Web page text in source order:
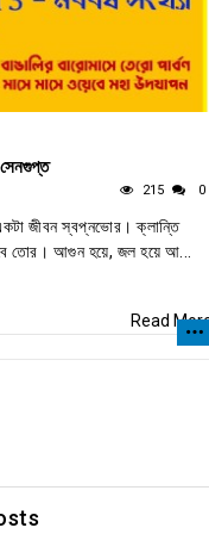
215 0
জীবন স্বপ্নভোর। ক্লান্তি
তোর। আগুন হয়ে, জল হয়ে আ...
Read